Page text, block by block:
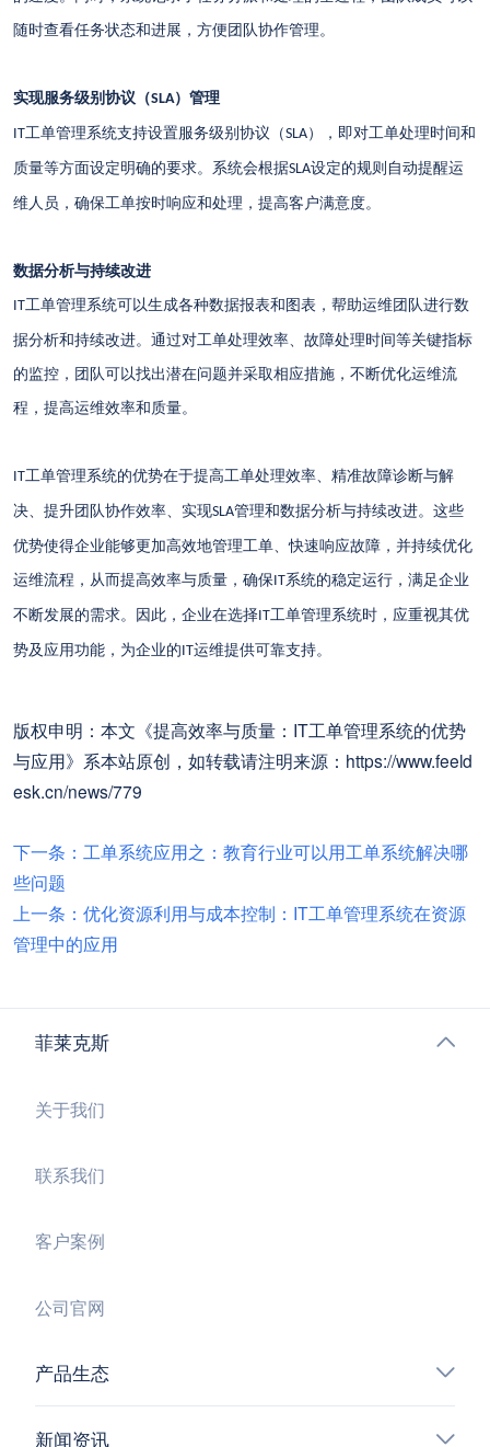
随时查看任务状态和进展，方便团队协作管理。
实现服务级别协议（SLA）管理
IT工单管理系统支持设置服务级别协议（SLA），即对工单处理时间和
质量等方面设定明确的要求。系统会根据SLA设定的规则自动提醒运
维人员，确保工单按时响应和处理，提高客户满意度。
数据分析与持续改进
IT工单管理系统可以生成各种数据报表和图表，帮助运维团队进行数
据分析和持续改进。通过对工单处理效率、故障处理时间等关键指标
的监控，团队可以找出潜在问题并采取相应措施，不断优化运维流
程，提高运维效率和质量。
IT工单管理系统的优势在于提高工单处理效率、精准故障诊断与解
决、提升团队协作效率、实现SLA管理和数据分析与持续改进。这些
优势使得企业能够更加高效地管理工单、快速响应故障，并持续优化
运维流程，从而提高效率与质量，确保IT系统的稳定运行，满足企业
不断发展的需求。因此，企业在选择IT工单管理系统时，应重视其优
势及应用功能，为企业的IT运维提供可靠支持。
版权申明：本文《提高效率与质量：IT工单管理系统的优势
与应用》系本站原创，如转载请注明来源：https://www.feeld
esk.cn/news/779
下一条：工单系统应用之：教育行业可以用工单系统解决哪
些问题
上一条：优化资源利用与成本控制：IT工单管理系统在资源
管理中的应用
菲莱克斯
关于我们
联系我们
客户案例
公司官网
产品生态
新闻资讯